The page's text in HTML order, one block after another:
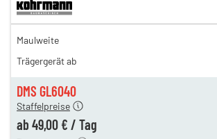
DMS GL6040
86,00 €
71,00 €
61,00 €
Staffelpreise
ab 49,00 € / Tag
12,00 €
Maulweite
Trägergerät ab